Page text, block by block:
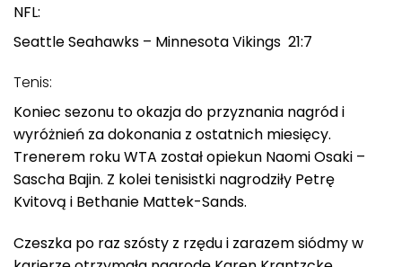
NFL:
Seattle Seahawks – Minnesota Vikings 21:7
Tenis:
Koniec sezonu to okazja do przyznania nagród i
wyróżnień za dokonania z ostatnich miesięcy.
Trenerem roku WTA został opiekun Naomi Osaki –
Sascha Bajin. Z kolei tenisistki nagrodziły Petrę
Kvitovą i Bethanie Mattek-Sands.
Czeszka po raz szósty z rzędu i zarazem siódmy w